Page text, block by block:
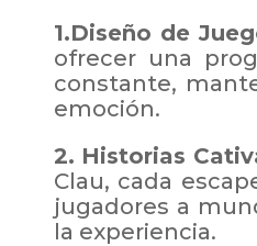
1.Diseño de
ofrecer una
constante,
emoción.
2. Historias
Clau, cada
jugadores a
la experiencia.